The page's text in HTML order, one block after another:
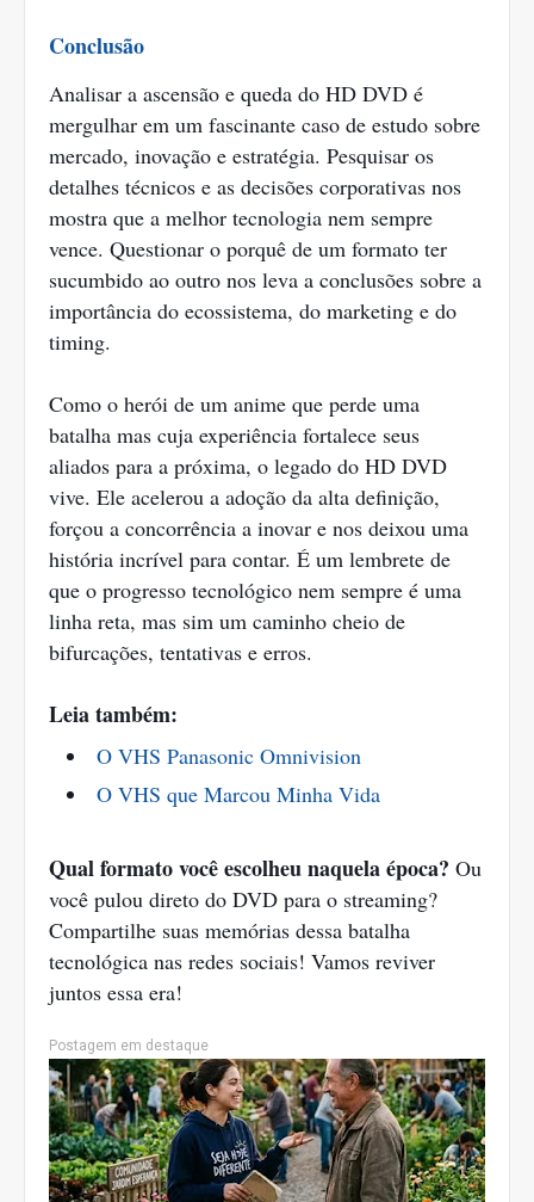
Conclusão
Analisar a ascensão e queda do HD DVD é
mergulhar em um fascinante caso de estudo sobre
mercado, inovação e estratégia. Pesquisar os
detalhes técnicos e as decisões corporativas nos
mostra que a melhor tecnologia nem sempre
vence. Questionar o porquê de um formato ter
sucumbido ao outro nos leva a conclusões sobre a
importância do ecossistema, do marketing e do
timing.
Como o herói de um anime que perde uma
batalha mas cuja experiência fortalece seus
aliados para a próxima, o legado do HD DVD
vive. Ele acelerou a adoção da alta definição,
forçou a concorrência a inovar e nos deixou uma
história incrível para contar. É um lembrete de
que o progresso tecnológico nem sempre é uma
linha reta, mas sim um caminho cheio de
bifurcações, tentativas e erros.
Leia também:
O VHS Panasonic Omnivision
O VHS que Marcou Minha Vida
Qual formato você escolheu naquela época? Ou
você pulou direto do DVD para o streaming?
Compartilhe suas memórias dessa batalha
tecnológica nas redes sociais! Vamos reviver
juntos essa era!
Postagem em destaque